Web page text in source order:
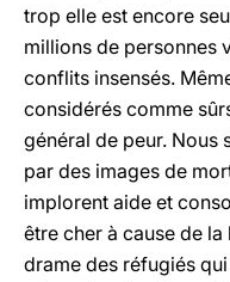
trop elle est encore
millions de personnes
conflits insensés.
considérés comme
général de peur. Nous
par des images de
implorent aide et
être cher à cause de
drame des réfugiés